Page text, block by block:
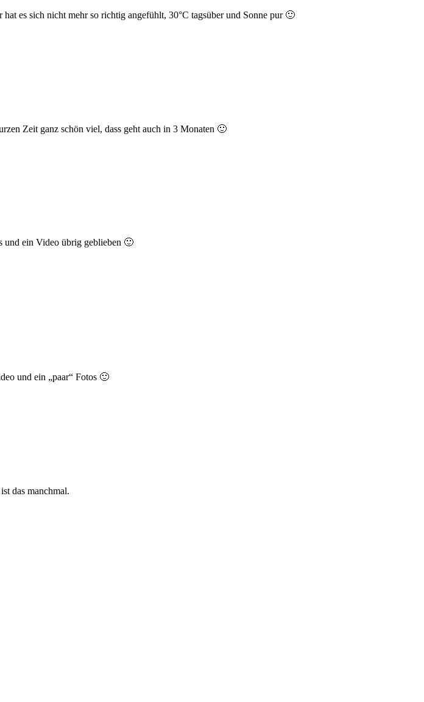
es sich nicht mehr so richtig angefühlt, 30°C tagsüber und Sonne pur 🙂
Zeit ganz schön viel, dass geht auch in 3 Monaten 🙂
und ein Video übrig geblieben 🙂
und ein „paar“ Fotos 🙂
das manchmal.